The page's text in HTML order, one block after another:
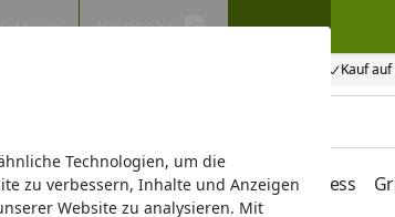
Technologien, um die
zu verbessern, Inhalte und Anzeigen
Website zu analysieren. Mit
Kauf
16 Uhr Kontakt
Carport/Garage/Vordach Wellness